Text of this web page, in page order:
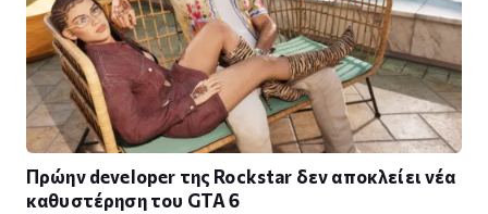
Πρώην developer της Rockstar δεν αποκλείει νέα
καθυστέρηση του GTA 6